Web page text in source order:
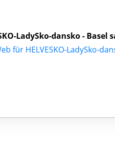
LadySko-dansko - Basel
für HELVESKO-LadySko-